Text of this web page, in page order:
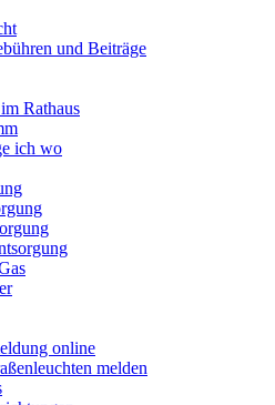
und Beiträge
Rathaus
ich wo
online
melden